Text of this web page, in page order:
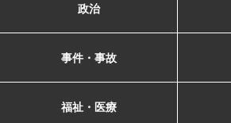
政治
事件・事故
福祉・医療